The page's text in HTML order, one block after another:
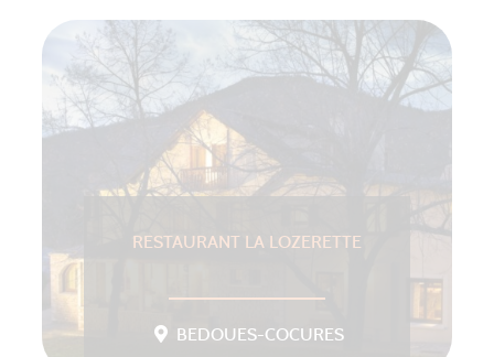
RESTAURANT LA LOZERETTE
BEDOUES-COCURES